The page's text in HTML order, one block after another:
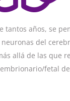
tantos años, se
del
allá de las que
fetal